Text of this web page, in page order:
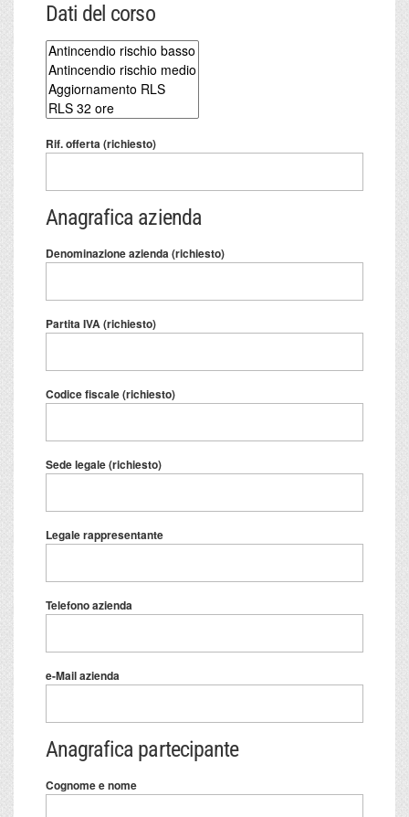
Dati del corso
Rif. offerta (richiesto)
Anagrafica azienda
Denominazione azienda (richiesto)
Partita IVA (richiesto)
Codice fiscale (richiesto)
Sede legale (richiesto)
Legale rappresentante
Telefono azienda
e-Mail azienda
Anagrafica partecipante
Cognome e nome